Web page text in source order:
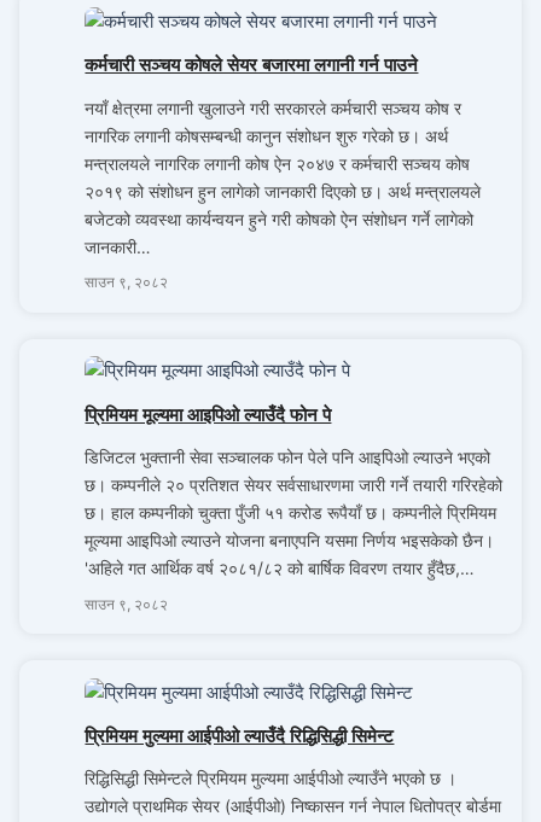
कर्मचारी सञ्चय कोषले सेयर बजारमा लगानी गर्न पाउने
नयाँ क्षेत्रमा लगानी खुलाउने गरी सरकारले कर्मचारी सञ्चय कोष र
नागरिक लगानी कोषसम्बन्धी कानुन संशोधन शुरु गरेको छ। अर्थ
मन्त्रालयले नागरिक लगानी कोष ऐन २०४७ र कर्मचारी सञ्चय कोष
२०१९ को संशोधन हुन लागेको जानकारी दिएको छ। अर्थ मन्त्रालयले
बजेटको व्यवस्था कार्यन्वयन हुने गरी कोषको ऐन संशोधन गर्ने लागेको
जानकारी…
साउन ९, २०८२
प्रिमियम मूल्यमा आइपिओ ल्याउँदै फोन पे
डिजिटल भुक्तानी सेवा सञ्चालक फोन पेले पनि आइपिओ ल्याउने भएको
छ। कम्पनीले २० प्रतिशत सेयर सर्वसाधारणमा जारी गर्ने तयारी गरिरहेको
छ। हाल कम्पनीको चुक्ता पुँजी ५१ करोड रूपैयाँ छ। कम्पनीले प्रिमियम
मूल्यमा आइपिओ ल्याउने योजना बनाएपनि यसमा निर्णय भइसकेको छैन।
'अहिले गत आर्थिक वर्ष २०८१/८२ को बार्षिक विवरण तयार हुँदैछ,…
साउन ९, २०८२
प्रिमियम मुल्यमा आईपीओ ल्याउँदै रिद्धिसिद्धी सिमेन्ट
रिद्धिसिद्धी सिमेन्टले प्रिमियम मुल्यमा आईपीओ ल्याउँने भएको छ ।
उद्योगले प्राथमिक सेयर (आईपीओ) निष्कासन गर्न नेपाल धितोपत्र बोर्डमा